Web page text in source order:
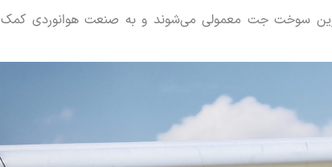
سوخت جت معمولی می‌شوند و به صنعت هوانوردی کمک